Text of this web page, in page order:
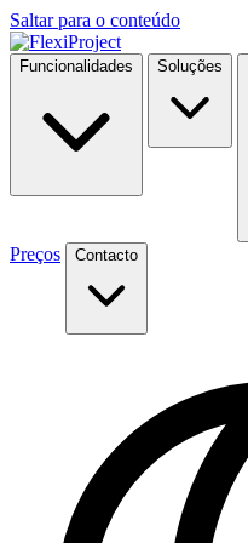
Saltar para o conteúdo
Funcionalidades Soluções
Preços Contacto